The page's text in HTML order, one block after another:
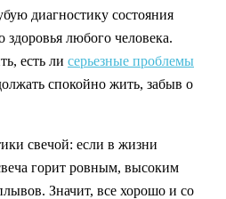
диагностику состояния
любого человека.
есть ли серьезные проблемы
спокойно жить, забыв о
свечой: если в жизни
горит ровным, высоким
Значит, все хорошо и со